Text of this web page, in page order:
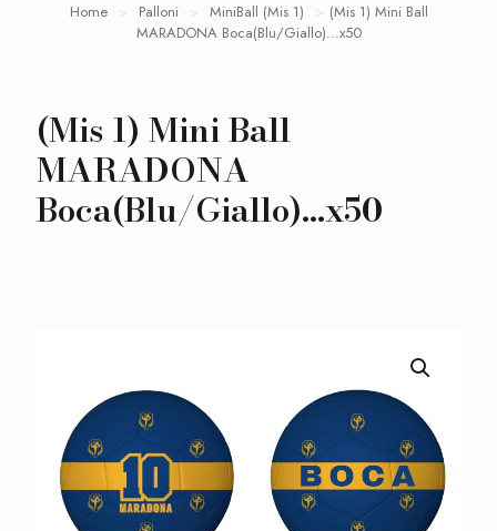
Home > Palloni > MiniBall (Mis 1) > (Mis 1) Mini Ball
MARADONA Boca(Blu/Giallo)…x50
(Mis 1) Mini Ball
MARADONA
Boca(Blu/Giallo)…x50